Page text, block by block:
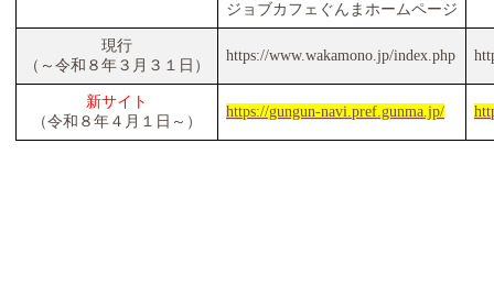
ジョブカフェぐんまホームページ
現行
（～令和８年３月３１日）
https://www.wakamono.jp/index.php
新サイト
（令和８年４月１日～）
https://gungun-navi.pref.gunma.jp/